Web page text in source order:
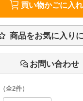
買い物かごに入
商品をお気に入り
お問い合わせ
（全2件）